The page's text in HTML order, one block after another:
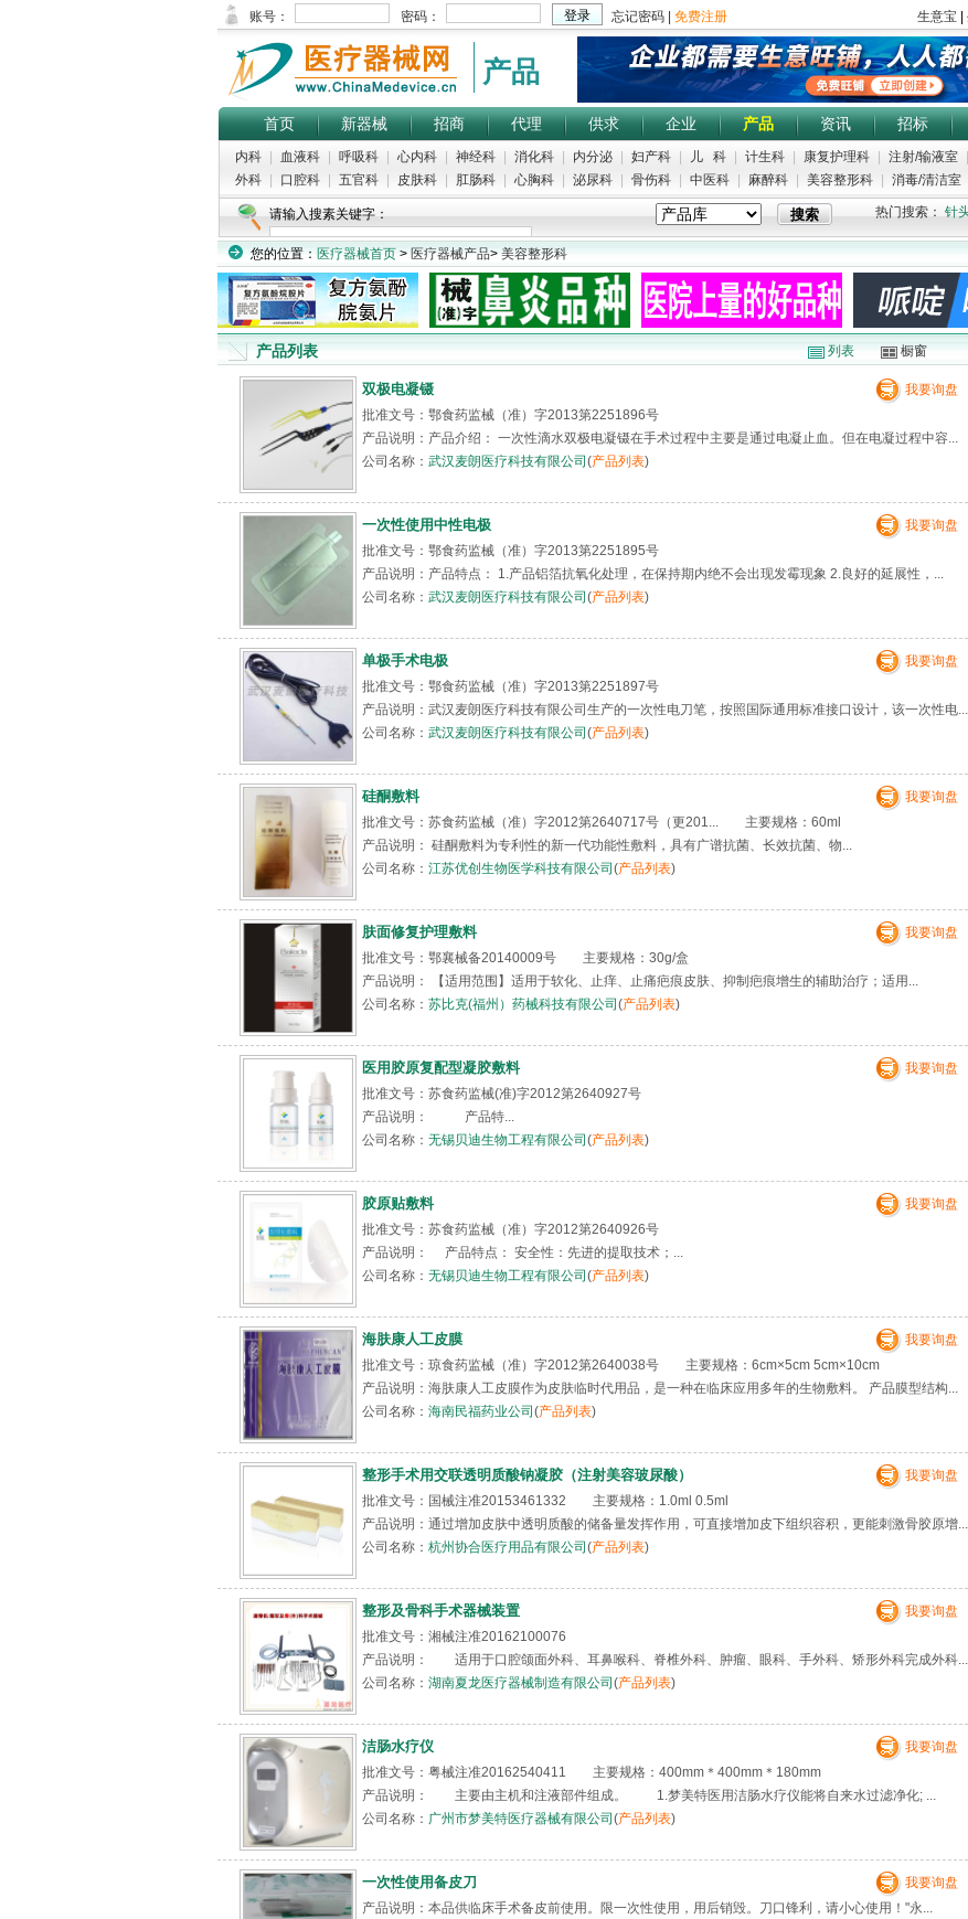
产品
首页 新器械 招商 代理 供求 企业 产品 资讯 招标
内科 血液科 呼吸科 心内科 神经科 消化科 内分泌 妇产科 儿 科 计生科 康复护理科 注射/输液室
外科
口腔科 五官科 皮肤科 肛肠科 心胸科 泌尿科 骨伤科 中医科 麻醉科 美容整形科 消毒/清洁室
请输入搜素关键字： 热门搜索： 针
您的位置： 医疗器械首页 > 医疗器械产品> 美容整形科
产品列表 列表 橱窗
双极电凝镊
我要询盘
批准文号：鄂食药监械（准）字2013第2251896号
产品说明：产品介绍： 一次性滴水双极电凝镊在手术过程中主要是通过电凝止血。但在电凝过程中容...
公司名称： 武汉麦朗医疗科技有限公司 (产品列表)
一次性使用中性电极
我要询盘
批准文号：鄂食药监械（准）字2013第2251895号
产品说明：产品特点： 1.产品铝箔抗氧化处理，在保持期内绝不会出现发霉现象 2.良好的延展性，...
公司名称： 武汉麦朗医疗科技有限公司 (产品列表)
单极手术电极
我要询盘
批准文号：鄂食药监械（准）字2013第2251897号
产品说明：武汉麦朗医疗科技有限公司生产的一次性电刀笔，按照国际通用标准接口设计，该一次性电...
公司名称： 武汉麦朗医疗科技有限公司 (产品列表)
硅酮敷料
我要询盘
批准文号：苏食药监械（准）字2012第2640717号（更201... 主要规格：60ml
产品说明： 硅酮敷料为专利性的新一代功能性敷料，具有广谱抗菌、长效抗菌、物...
公司名称： 江苏优创生物医学科技有限公司 (产品列表)
肤面修复护理敷料
我要询盘
批准文号：鄂襄械备20140009号 主要规格：30g/盒
产品说明： 【适用范围】适用于软化、止痒、止痛疤痕皮肤、抑制疤痕增生的辅助治疗；适用...
公司名称： 苏比克(福州）药械科技有限公司 (产品列表)
医用胶原复配型凝胶敷料
我要询盘
批准文号：苏食药监械(准)字2012第2640927号
产品说明： 产品特...
公司名称： 无锡贝迪生物工程有限公司 (产品列表)
胶原贴敷料
我要询盘
批准文号：苏食药监械（准）字2012第2640926号
产品说明： 产品特点： 安全性：先进的提取技术；...
公司名称： 无锡贝迪生物工程有限公司 (产品列表)
海肤康人工皮膜
我要询盘
批准文号：琼食药监械（准）字2012第2640038号 主要规格：6cm×5cm 5cm×10cm
产品说明：海肤康人工皮膜作为皮肤临时代用品，是一种在临床应用多年的生物敷料。 产品膜型结构...
公司名称： 海南民福药业公司 (产品列表)
整形手术用交联透明质酸钠凝胶（注射美容玻尿酸）
我要询盘
批准文号：国械注准20153461332 主要规格：1.0ml 0.5ml
产品说明：通过增加皮肤中透明质酸的储备量发挥作用，可直接增加皮下组织容积，更能刺激骨胶原增...
公司名称： 杭州协合医疗用品有限公司 (产品列表)
整形及骨科手术器械装置
我要询盘
批准文号：湘械注准20162100076
产品说明： 适用于口腔颌面外科、耳鼻喉科、脊椎外科、肿瘤、眼科、手外科、矫形外科完成外科...
公司名称： 湖南夏龙医疗器械制造有限公司 (产品列表)
洁肠水疗仪
我要询盘
批准文号：粤械注准20162540411 主要规格：400mm＊400mm＊180mm
产品说明： 主要由主机和注液部件组成。 1.梦美特医用洁肠水疗仪能将自来水过滤净化; ...
公司名称： 广州市梦美特医疗器械有限公司 (产品列表)
一次性使用备皮刀
我要询盘
产品说明：本品供临床手术备皮前使用。限一次性使用，用后销毁。刀口锋利，请小心使用！"永...